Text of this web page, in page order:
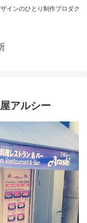
インのひとり制作プロダク
アルシー